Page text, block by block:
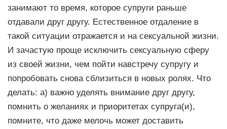
занимают то время, которое супруги раньше
отдавали друг другу. Естественное отдаление в
такой ситуации отражается и на сексуальной жизни.
И зачастую проще исключить сексуальную сферу
из своей жизни, чем пойти навстречу супругу и
попробовать снова сблизиться в новых ролях. Что
делать: а) важно уделять внимание друг другу,
помнить о желаниях и приоритетах супруга(и),
помните, что даже мелочь может доставить